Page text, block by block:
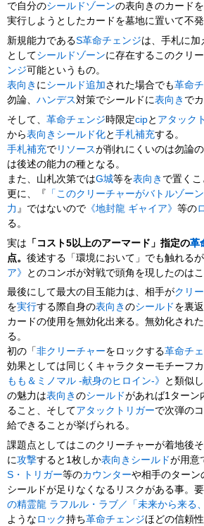
で自分のシールドゾーンの表向きのカードを
実行しようとしたカードを墓地に置いて不
新規能力であるS革命チェンジは、手札に加
としてシールドゾーンに存在するこのクリ
ンジ可能というもの。
表向き にシールド追加された場合でも革命
勿論、ハンデス対策でシールドに表向き で
そして、革命チェンジ 時限定cipと アタック
から表向き シールド化と手札補充する。
手札補充で リソースが削れにくいのは勿論
は後述の能力の種となる。
また、山札次第ではG城等を表向き で置くこ
更に、『
「このクリーチャーがバトルゾー
力 』ではないので 《地封龍 ギャイア》等の
る。
実は 「コスト5以上のアーマード」指定の革
点。後述する「環境において」でも触れるが
ア》
とのコンボが対戦で頭角を現したのは
最後にして最大の目玉能力は、相手がクリ
を実行する際自身の表向きのシールド を裏
カードの使用を無効化出来る。無効化され
る。
初の「非クリーチャーをロックする革命チ
効果としては同じくキャラクターモチーフ
もも＆ミノマル -献身のヒロイン-》
と類似
の魅力は表向きのシールドがあれば1ターン
ること、そしてアタックトリガーで次弾の
給できることが挙げられる。
課題点としてはこのクリーチャーが着地後
に攻撃すると1枚しか表向き シールドが用意
S・トリガー等のカウンターや相手のターン
シールドが足りなくなるリスクがある事。
の精霊龍 ラフルル・ラブ／「未来から来る
ような ロック持ち革命チェンジほどの信頼